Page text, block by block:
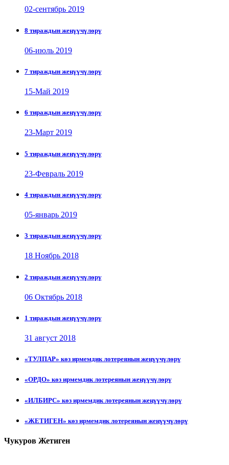
02-сентябрь 2019
8 тираждын жеңүүчүлөрү
06-июль 2019
7 тираждын жеңүүчүлөрү
15-Май 2019
6 тираждын жеңүүчүлөрү
23-Март 2019
5 тираждын жеңүүчүлөрү
23-Февраль 2019
4 тираждын жеңүүчүлөрү
05-январь 2019
3 тираждын жеңүүчүлөрү
18 Ноябрь 2018
2 тираждын жеңүүчүлөрү
06 Октябрь 2018
1 тираждын жеңүүчүлөрү
31 август 2018
«ТУЛПАР» көз ирмемдик лотереянын жеңүүчүлөрү
«ОРДО» көз ирмемдик лотереянын жеңүүчүлөрү
«ИЛБИРС» көз ирмемдик лотереянын жеңүүчүлөрү
«ЖЕТИГЕН» көз ирмемдик лотереянын жеңүүчүлөрү
Чукуров Жетиген